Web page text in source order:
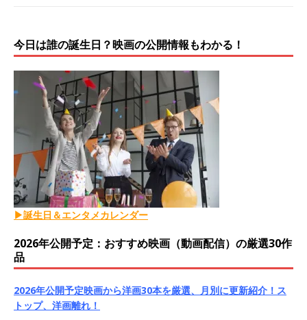
今日は誰の誕生日？映画の公開情報もわかる！
▶誕生日＆エンタメカレンダー
2026年公開予定：おすすめ映画（動画配信）の厳選30作
品
2026年公開予定映画から洋画30本を厳選、月別に更新紹介！ス
トップ、洋画離れ！